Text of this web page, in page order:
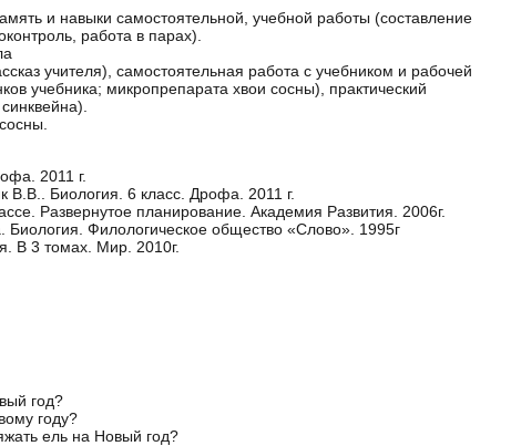
и навыки самостоятельной, учебной работы (составление
работа в парах).
учителя), самостоятельная работа с учебником и рабочей
учебника; микропрепарата хвои сосны), практический
2011 г.
В.В.. Биология. 6 класс. Дрофа. 2011 г.
Развернутое планирование. Академия Развития. 2006г.
Филологическое общество «Слово». 1995г
В 3 томах. Мир. 2010г.
год?
году?
ель на Новый год?